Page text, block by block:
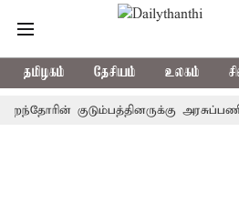
தமிழகம் தேசியம் உலகம்
குடும்பத்தினருக்கு அரசுப்பணி